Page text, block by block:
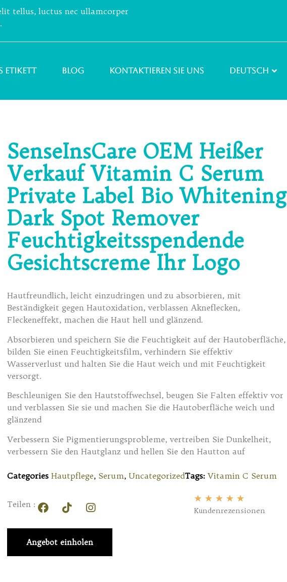
tellus, luctus nec ullamcorper
ETIKETT Blog Kontaktieren Sie uns Deutsch
SenseInsCare OEM Heißer
Verkauf Vitamin C Serum
Private Label Bio Whitening
Dark Spot Remover
Feuchtigkeitsspendende
Gesichtscreme Ihr Logo
Hautfreundlich, leicht einzudringen und zu absorbieren, mit
Beständigkeit gegen Hautoxidation, verblassen Akneflecken,
Fleckeneffekt, machen die Haut hell und glänzend.
Absorbieren und speichern Sie die Feuchtigkeit auf der Hautoberfläche,
bilden Sie einen Feuchtigkeitsfilm, verhindern Sie effektiv
Wasserverlust und halten Sie die Haut weich und mit Feuchtigkeit
versorgt.
Beschleunigen Sie den Hautstoffwechsel, beugen Sie Falten effektiv vor
und verblassen Sie sie und machen Sie die Hautoberfläche weich und
glänzend
Verbessern Sie Pigmentierungsprobleme, vertreiben Sie Dunkelheit,
verbessern Sie den Hautglanz und hellen Sie den Hautton auf
Categories Hautpflege, Serum, UncategorizedTags: Vitamin C Serum
Teilen :
★ ★ ★ ★ ★
Kundenrezensionen
Angebot einholen